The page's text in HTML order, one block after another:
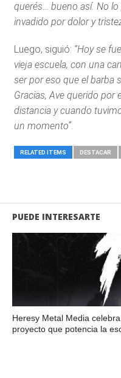
querés… bueno así. No
invadido por dolor y
Luego, siguió: “Hoy se
vieja escuela, con una
ser por eso que el barba
Gracias, Ave querido por
distancia y cuando
un momento”.
RELATED ITEMS DESTACAR
PUEDE INTERESARTE
Heresy Metal Media
proyecto que potencia la